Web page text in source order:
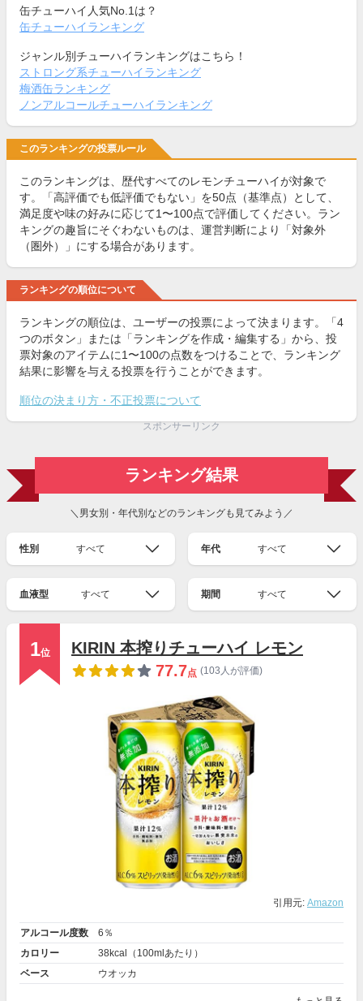
缶チューハイ人気No.1は？
缶チューハイランキング
ジャンル別チューハイランキングはこちら！
ストロング系チューハイランキング
梅酒缶ランキング
ノンアルコールチューハイランキング
このランキングの投票ルール
このランキングは、歴代すべてのレモンチューハイが対象で
す。「高評価でも低評価でもない」を50点（基準点）として、
満足度や味の好みに応じて1〜100点で評価してください。ラン
キングの趣旨にそぐわないものは、運営判断により「対象外
（圏外）」にする場合があります。
ランキングの順位について
ランキングの順位は、ユーザーの投票によって決まります。「4
つのボタン」または「ランキングを作成・編集する」から、投
票対象のアイテムに1〜100の点数をつけることで、ランキング
結果に影響を与える投票を行うことができます。
順位の決まり方・不正投票について
スポンサーリンク
ランキング結果
＼男女別・年代別などのランキングも見てみよう／
性別 すべて 年代 すべて
血液型 すべて 期間 すべて
1位
KIRIN 本搾りチューハイ レモン
77.7点 (103人が評価)
引用元: Amazon
アルコール度数
6％
カロリー
38kcal（100mlあたり）
ベース
ウオッカ